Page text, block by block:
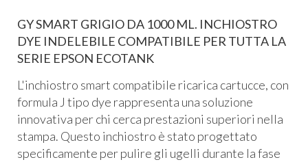
GY SMART GRIGIO DA 1000 ML. INCHIOSTRO
DYE INDELEBILE COMPATIBILE PER TUTTA LA
SERIE EPSON ECOTANK
L'inchiostro smart compatibile ricarica cartucce, con
formula J tipo dye rappresenta una soluzione
innovativa per chi cerca prestazioni superiori nella
stampa. Questo inchiostro è stato progettato
specificamente per pulire gli ugelli durante la fase